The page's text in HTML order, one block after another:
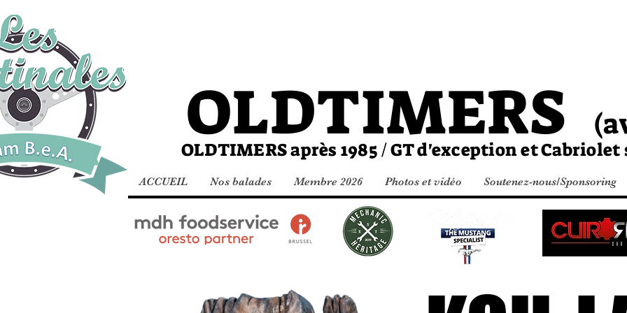
OLDTIMERS
OLDTIMERS après 1985 / GT d'exception et
ACCUEIL Nos balades Membre 2026 Photos et vidéo Soutenez-nous/Sponsoring